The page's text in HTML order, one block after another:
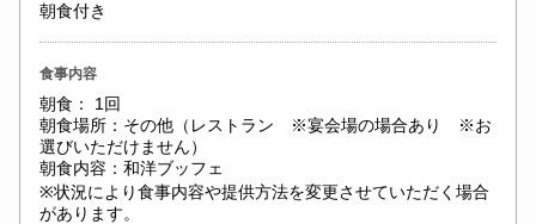
朝食付き
食事内容
朝食： 1回
朝食場所：その他（レストラン ※宴会場の場合あり ※お
選びいただけません）
朝食内容：和洋ブッフェ
※状況により食事内容や提供方法を変更させていただく場合
があります。